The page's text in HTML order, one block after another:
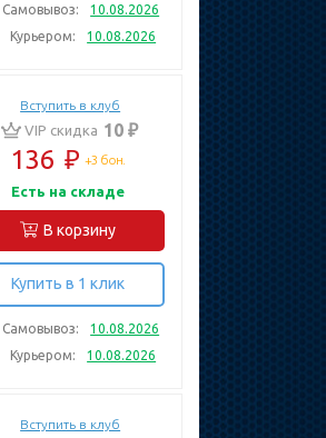
Самовывоз:
10.08.2026
Курьером:
10.08.2026
Вступить в клуб
VIP скидка 10 ₽
136 ₽ +3 бон.
Есть на складе
В корзину
Купить в 1 клик
Самовывоз:
10.08.2026
Курьером:
10.08.2026
Вступить в клуб